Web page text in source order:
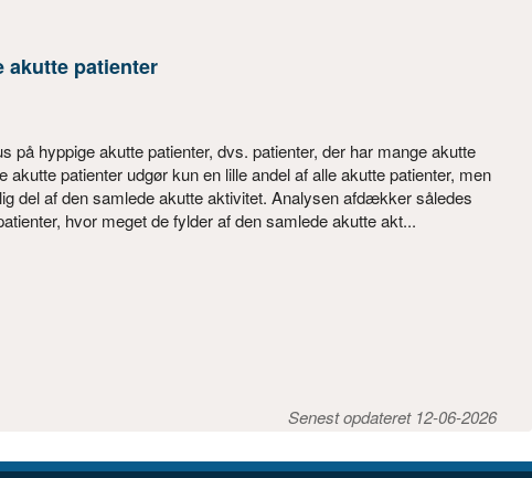
akutte patienter
på hyppige akutte patienter, dvs. patienter, der har mange akutte
akutte patienter udgør kun en lille andel af alle akutte patienter, men
del af den samlede akutte aktivitet. Analysen afdækker således
hvor meget de fylder af den samlede akutte akt...
Senest opdateret 12-06-2026